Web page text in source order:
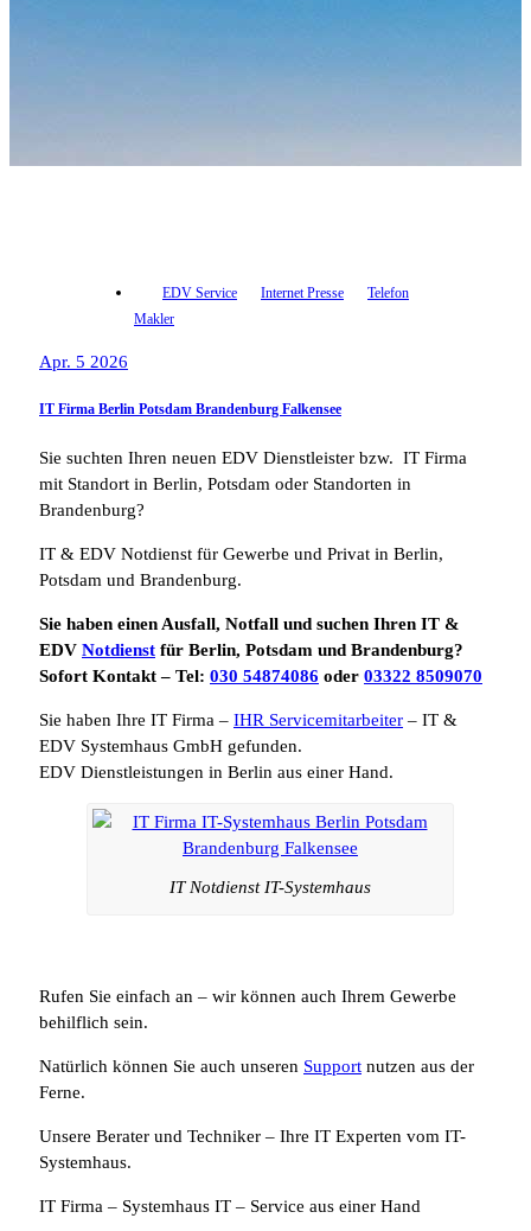
EDV Service Internet Presse
Telefon
Makler
Apr. 5 2026
IT Firma Berlin Potsdam Brandenburg Falkensee
Sie suchten Ihren neuen EDV Dienstleister bzw. IT Firma
mit Standort in Berlin, Potsdam oder Standorten in
Brandenburg?
IT & EDV Notdienst für Gewerbe und Privat in Berlin,
Potsdam und Brandenburg.
Sie haben einen Ausfall, Notfall und suchen Ihren IT &
EDV Notdienst für Berlin, Potsdam und Brandenburg?
Sofort Kontakt – Tel: 030 54874086 oder 03322 8509070
Sie haben Ihre IT Firma – IHR Servicemitarbeiter – IT &
EDV Systemhaus GmbH gefunden.
EDV Dienstleistungen in Berlin aus einer Hand.
IT Notdienst IT-Systemhaus
Rufen Sie einfach an – wir können auch Ihrem Gewerbe
behilflich sein.
Natürlich können Sie auch unseren Support nutzen aus der
Ferne.
Unsere Berater und Techniker – Ihre IT Experten vom IT-
Systemhaus.
IT Firma – Systemhaus IT – Service aus einer Hand